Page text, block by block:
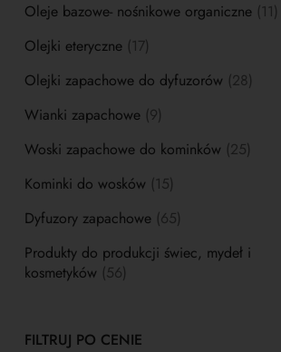
Oleje bazowe- nośnikowe organiczne (11)
Olejki eteryczne (17)
Olejki zapachowe do dyfuzorów (28)
Wianki zapachowe (9)
Woski zapachowe do kominków (25)
Kominki do wosków (15)
Dyfuzory zapachowe (65)
Produkty do produkcji świec, mydeł i
kosmetyków (56)
FILTRUJ PO CENIE